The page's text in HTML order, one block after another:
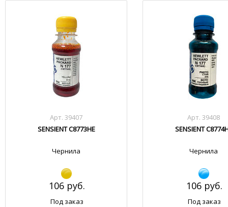
Арт. 39407
SENSIENT C8773HE
Чернила
106 руб.
Под заказ
Арт. 39408
SENSIENT
Чернила
106 руб.
Под заказ